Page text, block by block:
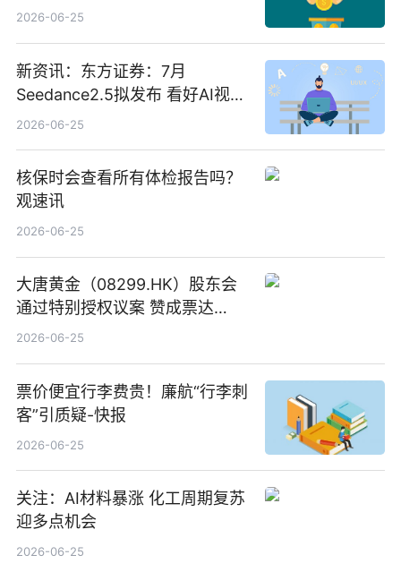
筹约1007万港元 独家焦点
2026-06-25
新资讯：东方证券：7月
Seedance2.5拟发布 看好AI视频
创作工作流进一步提效
2026-06-25
核保时会查看所有体检报告吗？
观速讯
2026-06-25
大唐黄金（08299.HK）股东会
通过特别授权议案 赞成票达
100%_新动态
2026-06-25
票价便宜行李费贵！廉航“行李刺
客”引质疑-快报
2026-06-25
关注：AI材料暴涨 化工周期复苏
迎多点机会
2026-06-25